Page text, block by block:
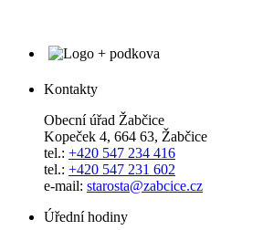
Kontakty
Obecní úřad Žabčice
Kopeček 4, 664 63, Žabčice
tel.: +420 547 234 416
tel.: +420 547 231 602
e-mail: starosta@zabcice.cz
Úřední hodiny